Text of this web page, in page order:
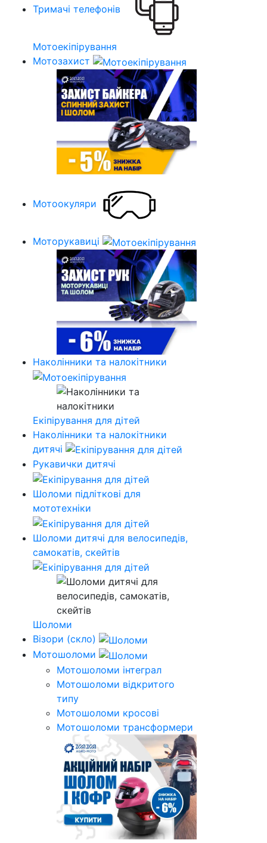
Тримачі телефонів
Мотоекіпірування
Мотозахист
Мотоокуляри
Моторукавиці
Наколінники та налокітники
Екіпірування для дітей
Наколінники та налокітники
дитячі
Рукавички дитячі
Шоломи підліткові для
мототехніки
Шоломи дитячі для велосипедів,
самокатів, скейтів
Шоломи
Візори (скло)
Мотошоломи
Мотошоломи інтеграл
Мотошоломи відкритого
типу
Мотошоломи кросові
Мотошоломи трансформери